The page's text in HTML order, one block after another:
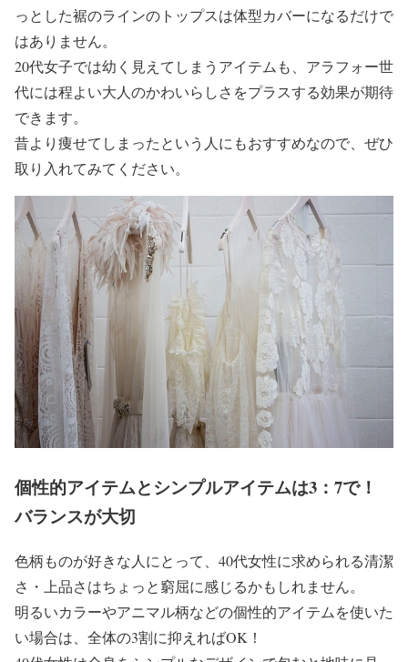
っとした裾のラインのトップスは体型カバーになるだけで
はありません。
20代女子では幼く見えてしまうアイテムも、アラフォー世
代には程よい大人のかわいらしさをプラスする効果が期待
できます。
昔より痩せてしまったという人にもおすすめなので、ぜひ
取り入れてみてください。
個性的アイテムとシンプルアイテムは3：7で！
バランスが大切
色柄ものが好きな人にとって、40代女性に求められる清潔
さ・上品さはちょっと窮屈に感じるかもしれません。
明るいカラーやアニマル柄などの個性的アイテムを使いた
い場合は、全体の3割に抑えればOK！